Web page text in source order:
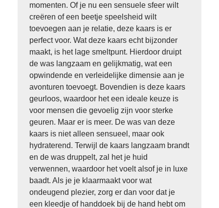
momenten. Of je nu een sensuele sfeer wilt
creëren of een beetje speelsheid wilt
toevoegen aan je relatie, deze kaars is er
perfect voor. Wat deze kaars echt bijzonder
maakt, is het lage smeltpunt. Hierdoor druipt
de was langzaam en gelijkmatig, wat een
opwindende en verleidelijke dimensie aan je
avonturen toevoegt. Bovendien is deze kaars
geurloos, waardoor het een ideale keuze is
voor mensen die gevoelig zijn voor sterke
geuren. Maar er is meer. De was van deze
kaars is niet alleen sensueel, maar ook
hydraterend. Terwijl de kaars langzaam brandt
en de was druppelt, zal het je huid
verwennen, waardoor het voelt alsof je in luxe
baadt. Als je je klaarmaakt voor wat
ondeugend plezier, zorg er dan voor dat je
een kleedje of handdoek bij de hand hebt om